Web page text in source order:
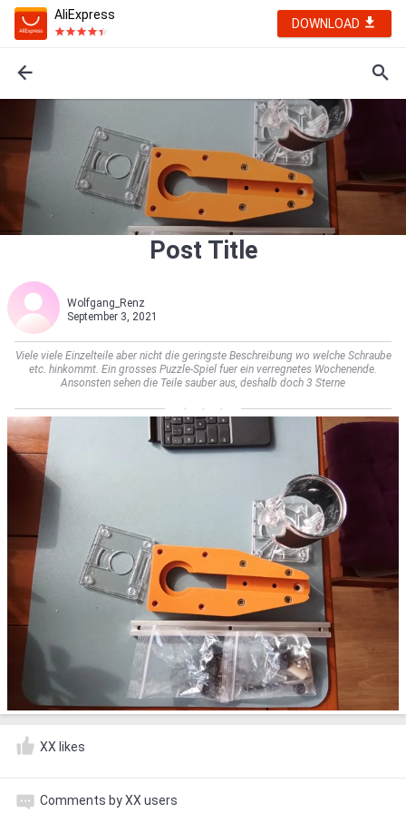
AliExpress
DOWNLOAD
Post Title
Wolfgang_Renz
September 3, 2021
Viele viele Einzelteile aber nicht die geringste Beschreibung wo welche Schraube
etc. hinkommt. Ein grosses Puzzle-Spiel fuer ein verregnetes Wochenende.
Ansonsten sehen die Teile sauber aus, deshalb doch 3 Sterne
XX likes
Comments by XX users